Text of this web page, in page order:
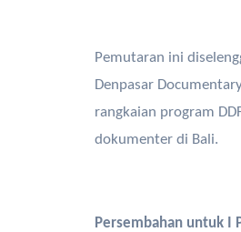
Pemutaran ini
Denpasar
rangkaian program
dokumenter di Bali.
Persembahan untuk I